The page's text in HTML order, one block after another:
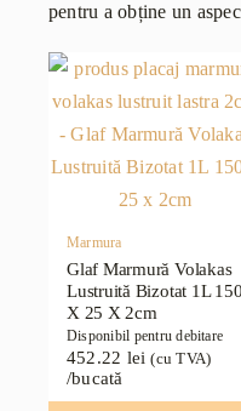
pentru a obține un
Marmura
Glaf Marmură Volakas
Lustruită Bizotat 1L 150
X 25 X 2cm
Disponibil pentru debitare
452.22 lei (cu TVA)
/bucată